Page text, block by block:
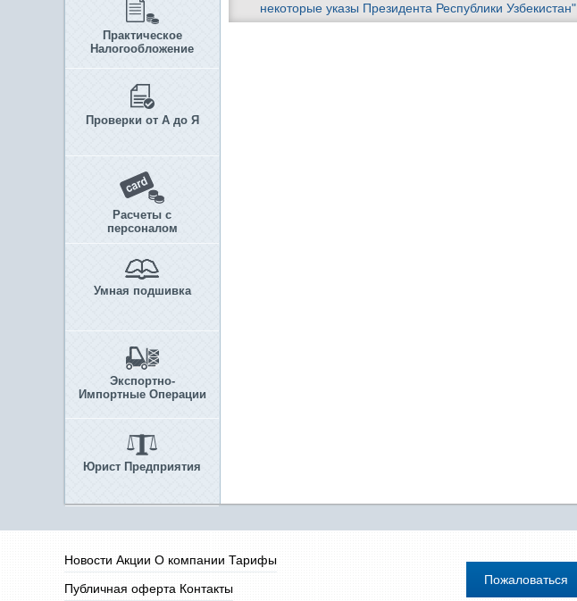
Практическое
Налогообложение
Проверки от А до Я
Расчеты с
персоналом
Умная подшивка
Экспортно-
Импортные Операции
Юрист Предприятия
некоторые указы Президента Республики Узбекистан"
Новости Акции О компании Тарифы
Публичная оферта Контакты